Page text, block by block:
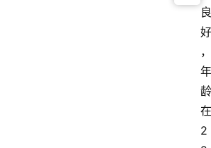
良
好
，
年
龄
在
2